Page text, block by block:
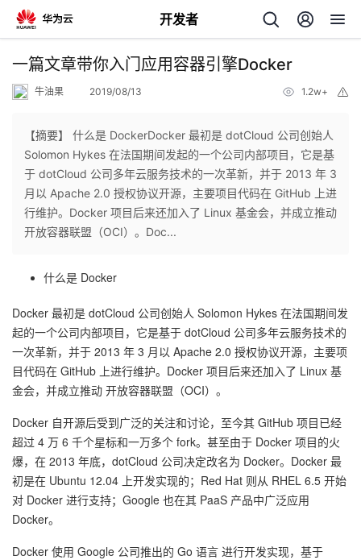
开发者
返
个
人
页
我
开
发
者
我
的
博
客
我
的
论
我
的
我
的
开
发
者
学
堂
我
我
的
Programs
我
的
支
持
我
一篇文章带你入门应用容器引擎Docker
牛油果 2019/08/13 1.2w+
【摘要】 什么是 DockerDocker 最初是 dotCloud 公司创始人
Solomon Hykes 在法国期间发起的一个公司内部项目，它是基
于 dotCloud 公司多年云服务技术的一次革新，并于 2013 年 3
月以 Apache 2.0 授权协议开源，主要项目代码在 GitHub 上进
行维护。Docker 项目后来还加入了 Linux 基金会，并成立推动
开放容器联盟（OCI）。Doc...
什么是 Docker
Docker 最初是 dotCloud 公司创始人 Solomon Hykes 在法国期间发
起的一个公司内部项目，它是基于 dotCloud 公司多年云服务技术的
一次革新，并于 2013 年 3 月以 Apache 2.0 授权协议开源，主要项
目代码在 GitHub 上进行维护。Docker 项目后来还加入了 Linux 基
金会，并成立推动 开放容器联盟（OCI）。
Docker 自开源后受到广泛的关注和讨论，至今其 GitHub 项目已经
超过 4 万 6 千个星标和一万多个 fork。甚至由于 Docker 项目的火
爆，在 2013 年底，dotCloud 公司决定改名为 Docker。Docker 最
初是在 Ubuntu 12.04 上开发实现的；Red Hat 则从 RHEL 6.5 开始
对 Docker 进行支持；Google 也在其 PaaS 产品中广泛应用
Docker。
Docker 使用 Google 公司推出的 Go 语言 进行开发实现，基于